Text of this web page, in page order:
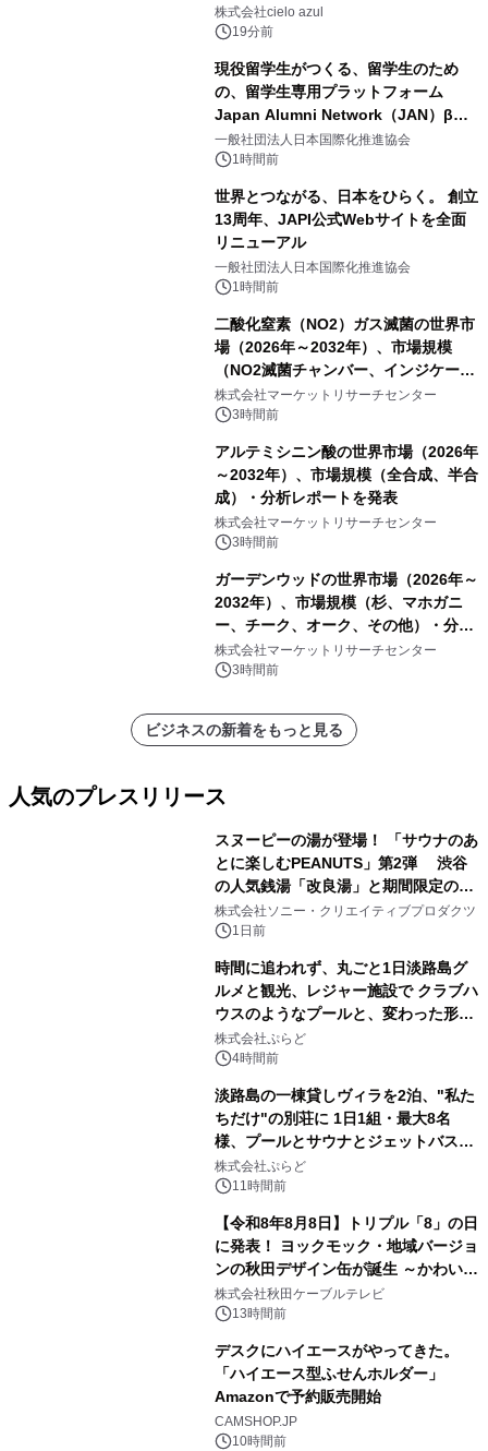
株式会社cielo azul
19分前
現役留学生がつくる、留学生のため
の、留学生専用プラットフォーム
Japan Alumni Network（JAN）β版
をリリース
一般社団法人日本国際化推進協会
1時間前
世界とつながる、日本をひらく。 創立
13周年、JAPI公式Webサイトを全面
リニューアル
一般社団法人日本国際化推進協会
1時間前
二酸化窒素（NO2）ガス滅菌の世界市
場（2026年～2032年）、市場規模
（NO2滅菌チャンバー、インジケータ
ーおよびモニタリングシステム、その
他）・分析レポートを発表
株式会社マーケットリサーチセンター
3時間前
アルテミシニン酸の世界市場（2026年
～2032年）、市場規模（全合成、半合
成）・分析レポートを発表
株式会社マーケットリサーチセンター
3時間前
ガーデンウッドの世界市場（2026年～
2032年）、市場規模（杉、マホガニ
ー、チーク、オーク、その他）・分析
レポートを発表
株式会社マーケットリサーチセンター
3時間前
ビジネスの新着をもっと見る
人気のプレスリリース
スヌーピーの湯が登場！ 「サウナのあ
とに楽しむPEANUTS」第2弾 渋谷
の人気銭湯「改良湯」と期間限定のコ
ラボレーション サウナイキタイコラ
ボグッズも発売決定！
株式会社ソニー・クリエイティブプロダクツ
1日前
時間に追われず、丸ごと1日淡路島グ
ルメと観光、レジャー施設で クラブハ
ウスのようなプールと、変わった形の
サウナも 「THE BOXY AWAJI」のお
得な素泊まり連泊プランで
株式会社ぷらど
4時間前
淡路島の一棟貸しヴィラを2泊、"私た
ちだけ"の別荘に 1日1組・最大8名
様、プールとサウナとジェットバス付
きで Villa Mon Temps AWAJIの連泊
素泊りプラン
株式会社ぷらど
11時間前
【令和8年8月8日】トリプル「8」の日
に発表！ ヨックモック・地域バージョ
ンの秋田デザイン缶が誕生 ～かわいい
秋田犬の子犬と秋田の四季と名所を巡
るパッケージ～ 9月1日(火)秋田県内で
株式会社秋田ケーブルテレビ
13時間前
デスクにハイエースがやってきた。
「ハイエース型ふせんホルダー」
Amazonで予約販売開始
CAMSHOP.JP
10時間前